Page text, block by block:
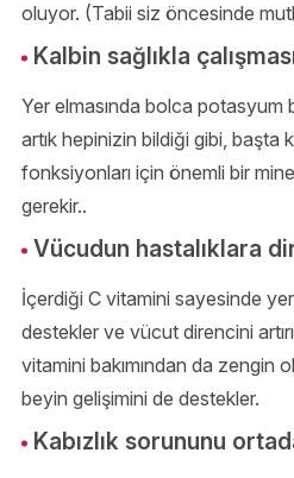
oluyor. (Tabii siz öncesinde
Kalbin sağlıkla
Yer elmasında bolca potasyum
artık hepinizin bildiği gibi,
fonksiyonları için önemli bir
gerekir..
Vücudun hastalıklara
İçerdiği C vitamini sayesinde yer
destekler ve vücut direncini
vitamini bakımından da zengin
beyin gelişimini de destekler.
Kabızlık sorununu